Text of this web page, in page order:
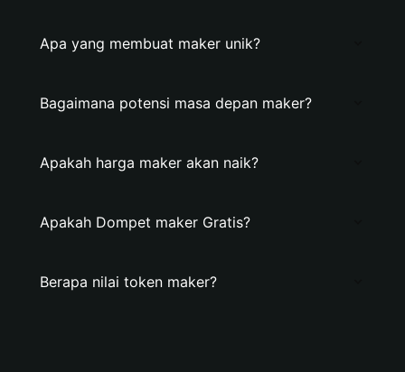
Apa yang membuat maker unik?
Bagaimana potensi masa depan maker?
Apakah harga maker akan naik?
Apakah Dompet maker Gratis?
Berapa nilai token maker?